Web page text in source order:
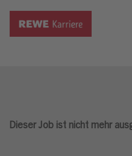
Dieser Job ist nicht mehr